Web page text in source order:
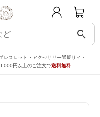
search
レスレット・アクセサリー通販サイト
円以上のご注文で送料無料